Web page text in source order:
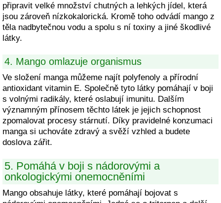
připravit velké množství chutných a lehkých jídel, která
jsou zároveň nízkokalorická. Kromě toho odvádí mango z
těla nadbytečnou vodu a spolu s ní toxiny a jiné škodlivé
látky.
4. Mango omlazuje organismus
Ve složení manga můžeme najít polyfenoly a přírodní
antioxidant vitamin E. Společně tyto látky pomáhají v boji
s volnými radikály, které oslabují imunitu. Dalším
významným přínosem těchto látek je jejich schopnost
zpomalovat procesy stárnutí. Díky pravidelné konzumaci
manga si uchováte zdravý a svěží vzhled a budete
doslova zářit.
5. Pomáhá v boji s nádorovými a
onkologickými onemocněními
Mango obsahuje látky, které pomáhají bojovat s